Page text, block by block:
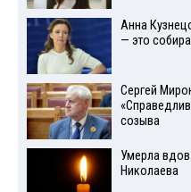
Анна
— это
Сергей
созыва
Умерла
Николаева